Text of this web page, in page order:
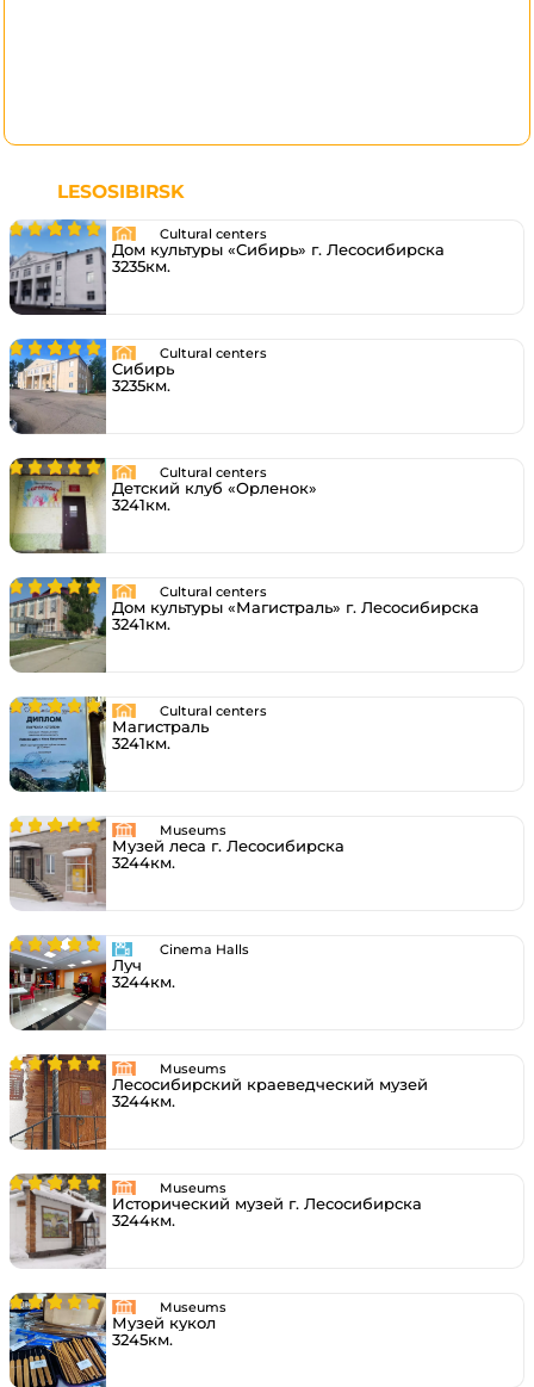
LESOSIBIRSK
Cultural centers
Дом культуры «Сибирь» г. Лесосибирска
3235км.
Cultural centers
Сибирь
3235км.
Cultural centers
Детский клуб «Орленок»
3241км.
Cultural centers
Дом культуры «Магистраль» г. Лесосибирска
3241км.
Cultural centers
Магистраль
3241км.
Museums
Музей леса г. Лесосибирска
3244км.
Cinema Halls
Луч
3244км.
Museums
Лесосибирский краеведческий музей
3244км.
Museums
Исторический музей г. Лесосибирска
3244км.
Museums
Музей кукол
3245км.